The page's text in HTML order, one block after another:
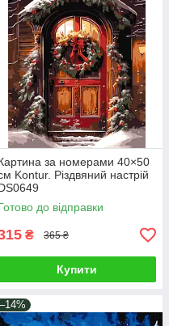
за номерами 40×50
Kontur. Різдвяний настрій
до відправки
₴ 365 ₴
Купити
–14%